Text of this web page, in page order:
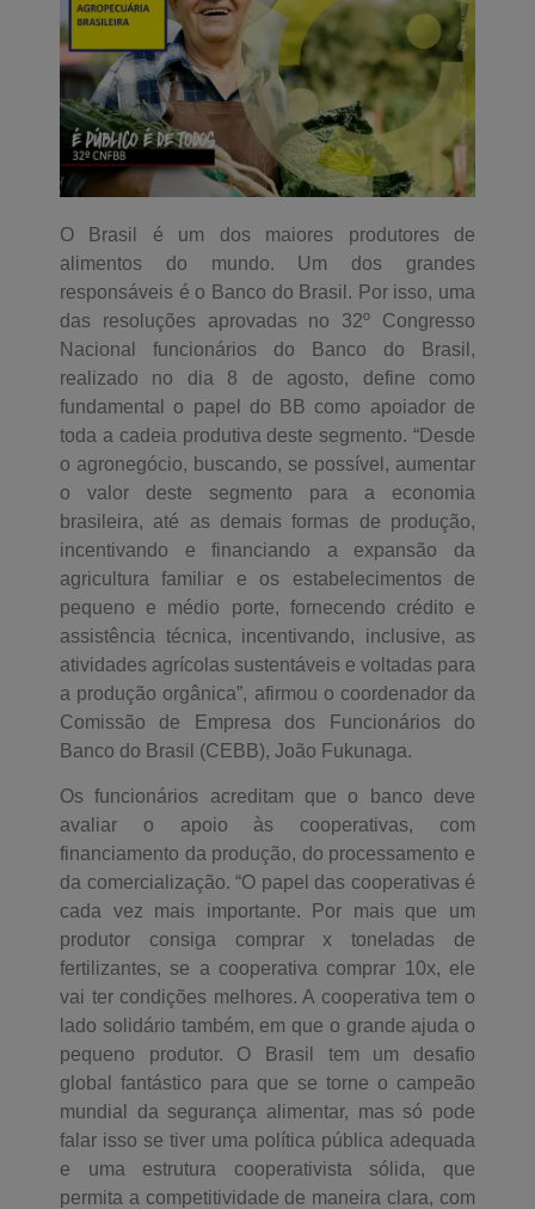
O Brasil é um dos maiores produtores de
alimentos do mundo. Um dos grandes
responsáveis é o Banco do Brasil. Por isso, uma
das resoluções aprovadas no 32º Congresso
Nacional funcionários do Banco do Brasil,
realizado no dia 8 de agosto, define como
fundamental o papel do BB como apoiador de
toda a cadeia produtiva deste segmento. “Desde
o agronegócio, buscando, se possível, aumentar
o valor deste segmento para a economia
brasileira, até as demais formas de produção,
incentivando e financiando a expansão da
agricultura familiar e os estabelecimentos de
pequeno e médio porte, fornecendo crédito e
assistência técnica, incentivando, inclusive, as
atividades agrícolas sustentáveis e voltadas para
a produção orgânica”, afirmou o coordenador da
Comissão de Empresa dos Funcionários do
Banco do Brasil (CEBB), João Fukunaga.
Os funcionários acreditam que o banco deve
avaliar o apoio às cooperativas, com
financiamento da produção, do processamento e
da comercialização. “O papel das cooperativas é
cada vez mais importante. Por mais que um
produtor consiga comprar x toneladas de
fertilizantes, se a cooperativa comprar 10x, ele
vai ter condições melhores. A cooperativa tem o
lado solidário também, em que o grande ajuda o
pequeno produtor. O Brasil tem um desafio
global fantástico para que se torne o campeão
mundial da segurança alimentar, mas só pode
falar isso se tiver uma política pública adequada
e uma estrutura cooperativista sólida, que
permita a competitividade de maneira clara, com